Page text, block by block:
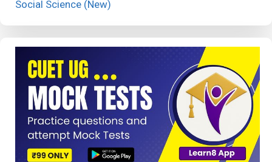
Social Science (New)